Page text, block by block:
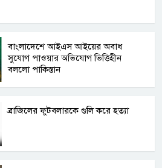
বাংলাদেশে আইএস আইয়ের অবাধ
সুযোগ পাওয়ার অভিযোগ ভিত্তিহীন
বললো পাকিস্তান
ব্রাজিলের ফুটবলারকে গুলি করে হত্যা